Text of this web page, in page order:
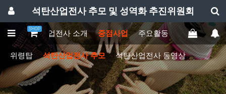
석탄산업전사 추모 및 성역화 추진위원회
SHOP
메인 석탄산업전사 소개 중점사업 주요활동 후원하기
위령탑 석탄산업전사 추모 석탄산업전사 동영상